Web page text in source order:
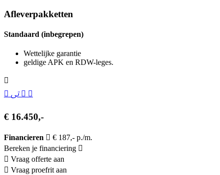
Afleverpakketten
Standaard (inbegrepen)
Wettelijke garantie
geldige APK en RDW-leges.
€ 16.450,-
Financieren
€ 187,- p./m.
Bereken je financiering
Vraag offerte aan
Vraag proefrit aan